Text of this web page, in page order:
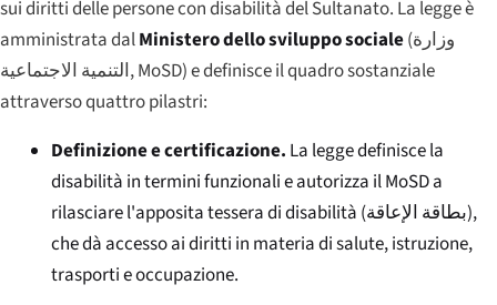
sui diritti delle persone con disabilità del Sultanato. La legge è
amministrata dalMinistero dello sviluppo sociale(وزارة
التنمية الاجتماعية, MoSD) e definisce il quadro sostanziale
attraverso quattro pilastri:
Definizione e certificazione. La legge definisce la
disabilità in termini funzionali e autorizza il MoSD a
rilasciare l'apposita tessera di disabilità (بطاقة الإعاقة),
che dà accesso ai diritti in materia di salute, istruzione,
trasporti e occupazione.